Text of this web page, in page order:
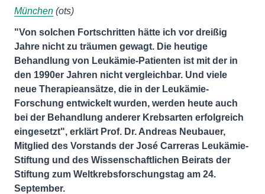
München (ots)
"Von solchen Fortschritten hätte ich vor dreißig
Jahre nicht zu träumen gewagt. Die heutige
Behandlung von Leukämie-Patienten ist mit der in
den 1990er Jahren nicht vergleichbar. Und viele
neue Therapieansätze, die in der Leukämie-
Forschung entwickelt wurden, werden heute auch
bei der Behandlung anderer Krebsarten erfolgreich
eingesetzt", erklärt Prof. Dr. Andreas Neubauer,
Mitglied des Vorstands der José Carreras Leukämie-
Stiftung und des Wissenschaftlichen Beirats der
Stiftung zum Weltkrebsforschungstag am 24.
September.